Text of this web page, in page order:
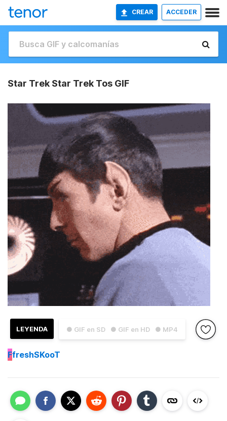
CREAR ACCEDER
Star Trek Star Trek Tos GIF
● GIF en SD ● GIF en HD ● MP4
LEYENDA
FfreshSKooT